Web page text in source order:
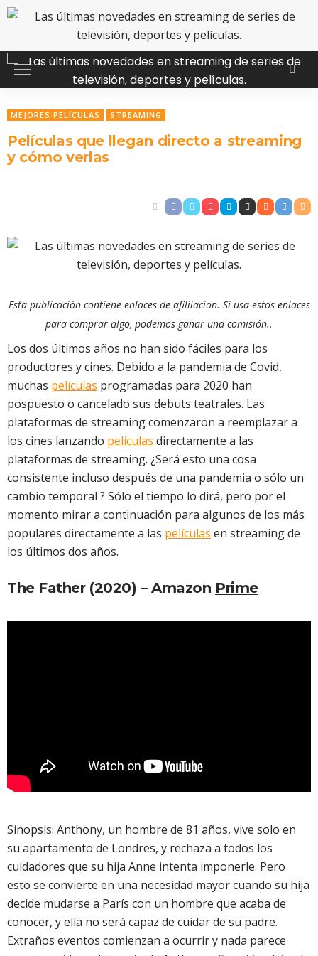
MEJORES PELÍCULAS STREAMING
Películas que llegan directo a streaming
y cómo verlas
Esta publicación contiene enlaces de afiliiacion. Si usa estos enlaces
para comprar algo, podemos ganar una comisión..
Los dos últimos años no han sido fáciles para los
productores y cines. Debido a la pandemia de Covid,
muchas películas programadas para 2020 han
pospuesto o cancelado sus debuts teatrales. Las
plataformas de streaming comenzaron a reemplazar a
los cines lanzando películas directamente a las
plataformas de streaming. ¿Será esto una cosa
consistente incluso después de una pandemia o sólo un
cambio temporal ? Sólo el tiempo lo dirá, pero por el
momento mirar a continuación para algunos de los más
populares directamente a las películas en streaming de
los últimos dos años.
The Father (2020) – Amazon Prime
Sinopsis: Anthony, un hombre de 81 años, vive solo en
su apartamento de Londres, y rechaza a todos los
cuidadores que su hija Anne intenta imponerle. Pero
esto se convierte en una necesidad mayor cuando su hija
decide mudarse a París con un hombre que acaba de
conocer, y ella no será capaz de cuidar de su padre.
Extraños eventos comienzan a ocurrir y nada parece